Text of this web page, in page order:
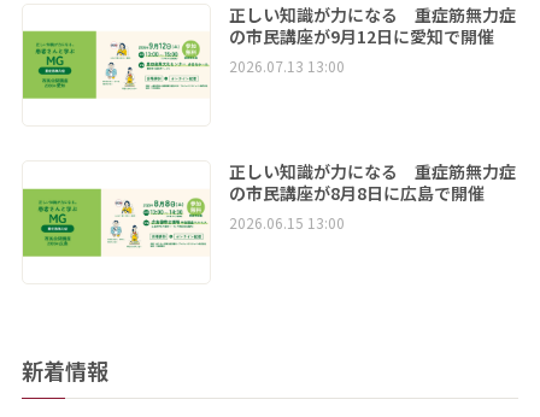
正しい知識が力になる 重症筋無力症
の市民講座が9月12日に愛知で開催
2026.07.13 13:00
正しい知識が力になる 重症筋無力症
の市民講座が8月8日に広島で開催
2026.06.15 13:00
新着情報